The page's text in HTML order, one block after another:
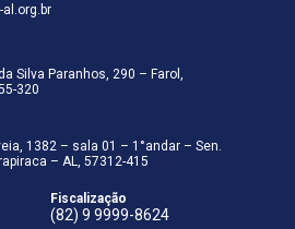
Silva Paranhos, 290 – Farol,
320
1382 – sala 01 – 1°andar – Sen.
– AL, 57312-415
Fiscalização
(82) 9 9999-8624